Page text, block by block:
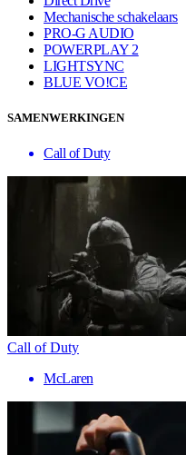
Mechanische schakelaars
PRO-G AUDIO
POWERPLAY 2
LIGHTSYNC
BLUE VO!CE
SAMENWERKINGEN
Call of Duty
Call of Duty
McLaren